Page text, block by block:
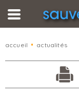
accueil • actualités